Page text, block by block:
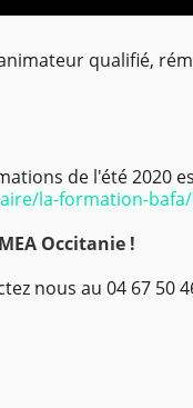
qualifié,
de l'été 2020
la-formation-
Occitanie !
nous au 04 67 50